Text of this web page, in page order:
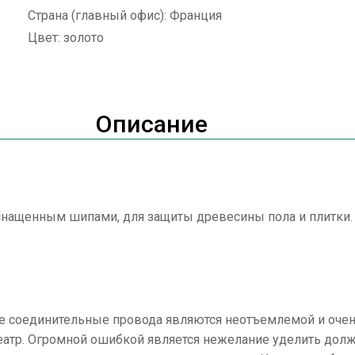
Страна (главный офис): Франция
Цвет: золото
Описание
шипами, для защиты древесины пола и
провода являются неотъемлемой и
Огромной ошибкой является нежелание уделить